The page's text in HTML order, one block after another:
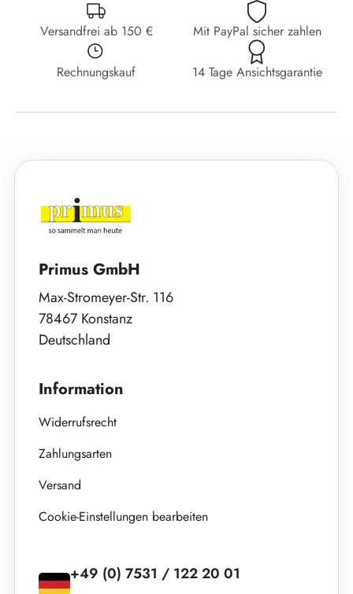
Versandfrei ab 150 € Mit PayPal sicher zahlen
Rechnungskauf 14 Tage Ansichtsgarantie
Primus GmbH
Max-Stromeyer-Str. 116
78467 Konstanz
Deutschland
Information
Widerrufsrecht
Zahlungsarten
Versand
Cookie-Einstellungen bearbeiten
+49 (0) 7531 / 122 20 01